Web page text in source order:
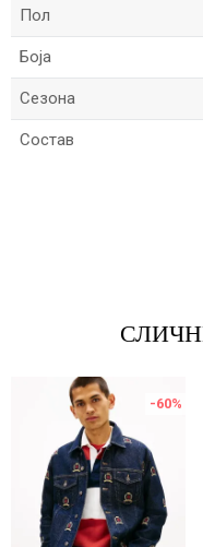
Пол
Боја
Сезона
Состав
-60%